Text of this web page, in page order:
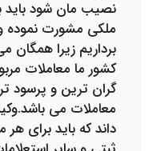
نصیب مان شود باید
ملکی مشورت نموده و
برداریم زیرا همگان
کشور ما معاملات
گران ترین و پرسود
معاملات می
داند که باید برای